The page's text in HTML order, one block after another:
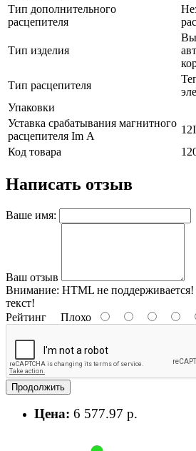
Тип дополнительного
расцепителя
Тип изделия
Тип расцепителя
Упаковки
Уставка срабатывания магнитного
расцепителя Im А
Код товара
Написать отзыв
Ваше имя:
Ваш отзыв
Внимание: HTML не
текст!
Рейтинг Плохо
Продолжить
Цена: 6 577.97 р.